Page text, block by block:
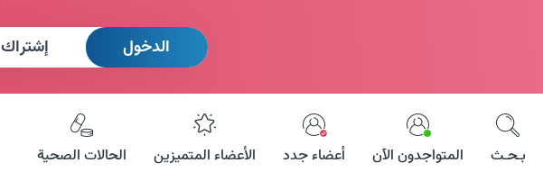
الدخول إشتراك
بـحـث المتواجدون الآن أعضاء جدد الأعضاء المتميزين الحالات الصحية